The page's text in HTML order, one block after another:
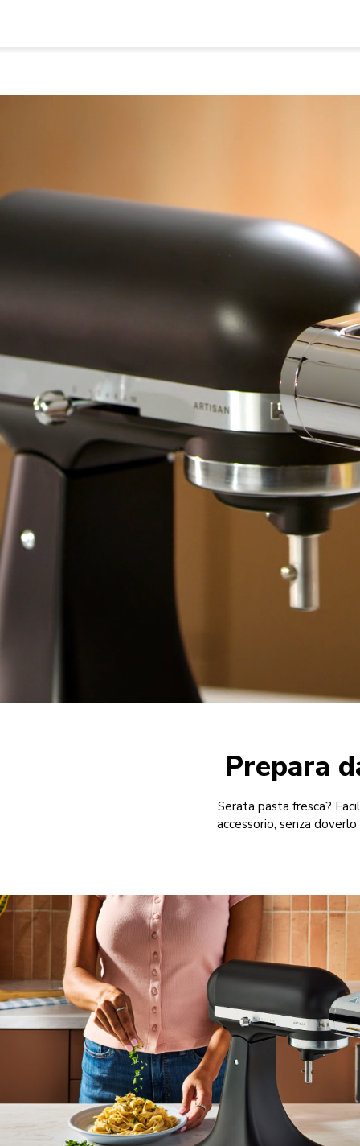
Prepara
Serata pasta fresca?
accessorio, senza